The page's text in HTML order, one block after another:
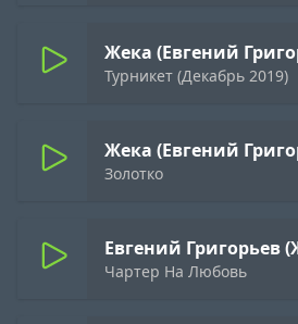
Жека (Евгений
Турникет (Декабрь 2019)
Жека (Евгений
Золотко
Евгений Григорьев
Чартер На Любовь